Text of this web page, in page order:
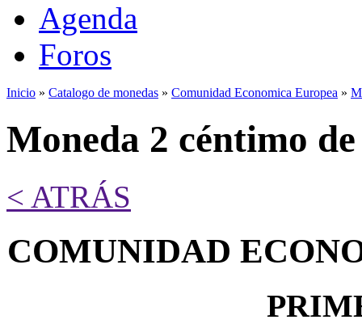
Agenda
Foros
Inicio » Catalogo de monedas » Comunidad Economica Europea »
Moneda 2 céntimo
< ATRÁS
COMUNIDAD